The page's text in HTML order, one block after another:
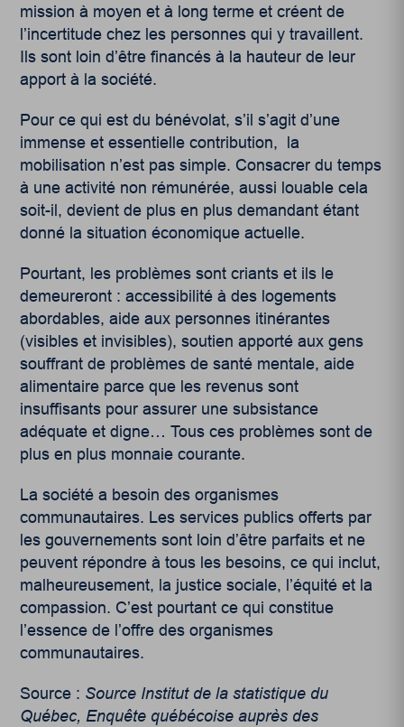
mission à moyen et à long terme et créent de
l’incertitude chez les personnes qui y travaillent.
Ils sont loin d’être financés à la hauteur de leur
apport à la société.
Pour ce qui est du bénévolat, s’il s’agit d’une
immense et essentielle contribution, la
mobilisation n’est pas simple. Consacrer du temps
à une activité non rémunérée, aussi louable cela
soit-il, devient de plus en plus demandant étant
donné la situation économique actuelle.
Pourtant, les problèmes sont criants et ils le
demeureront : accessibilité à des logements
abordables, aide aux personnes itinérantes
(visibles et invisibles), soutien apporté aux gens
souffrant de problèmes de santé mentale, aide
alimentaire parce que les revenus sont
insuffisants pour assurer une subsistance
adéquate et digne… Tous ces problèmes sont de
plus en plus monnaie courante.
La société a besoin des organismes
communautaires. Les services publics offerts par
les gouvernements sont loin d’être parfaits et ne
peuvent répondre à tous les besoins, ce qui inclut,
malheureusement, la justice sociale, l’équité et la
compassion. C’est pourtant ce qui constitue
l’essence de l’offre des organismes
communautaires.
Source : Source Institut de la statistique du
Québec, Enquête québécoise auprès des